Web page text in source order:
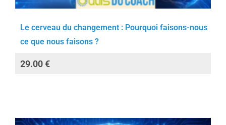
Le cerveau du changement : Pourquoi faisons-nous
ce que nous faisons ?
29.00€